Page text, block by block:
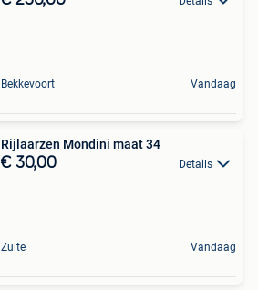
Bekkevoort Vandaag
Rijlaarzen Mondini maat 34
€ 30,00 Details
Zulte Vandaag